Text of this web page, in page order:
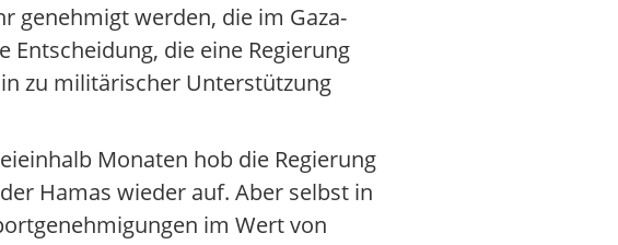
genehmigt werden, die im Gaza-
die eine Regierung
zu militärischer Unterstützung
Monaten hob die Regierung
Hamas wieder auf. Aber selbst in
im Wert von